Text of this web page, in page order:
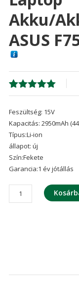
Akku/
ASUS
Értékelés
ből,
2
értékelés
alapján
Feszültség: 15V
Kapacitás: 2950mAh
Típus:Li-ion
állapot: új
Szín:Fekete
Garancia:1 év jótállás
laptop
akku/akkumulátor